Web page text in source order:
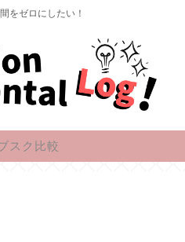
をゼロにしたい！
スク比較